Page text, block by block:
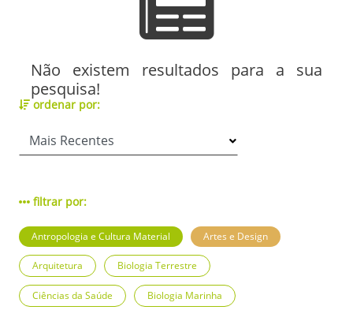
Não existem resultados para a sua
pesquisa!
ordenar por:
filtrar por:
Antropologia e Cultura Material Artes e Design
Arquitetura Biologia Terrestre
Ciências da Saúde Biologia Marinha